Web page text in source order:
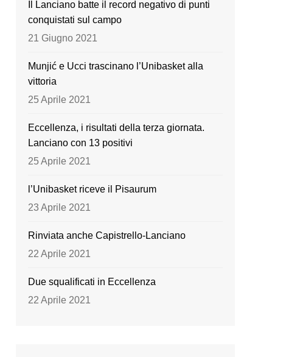
o
k
e
Il Lanciano batte il record negativo di punti
conquistati sul campo
21 Giugno 2021
Munjić e Ucci trascinano l’Unibasket alla
vittoria
25 Aprile 2021
Eccellenza, i risultati della terza giornata.
Lanciano con 13 positivi
25 Aprile 2021
l’Unibasket riceve il Pisaurum
23 Aprile 2021
Rinviata anche Capistrello-Lanciano
22 Aprile 2021
Due squalificati in Eccellenza
22 Aprile 2021